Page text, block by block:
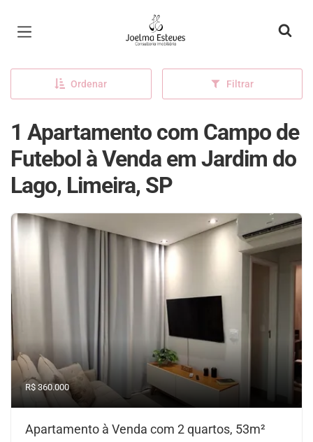
Página inicial
Ordenar Filtrar
1 Apartamento com Campo de
Futebol à Venda em Jardim do
Lago, Limeira, SP
R$ 360.000
Apartamento à Venda com 2 quartos, 53m²